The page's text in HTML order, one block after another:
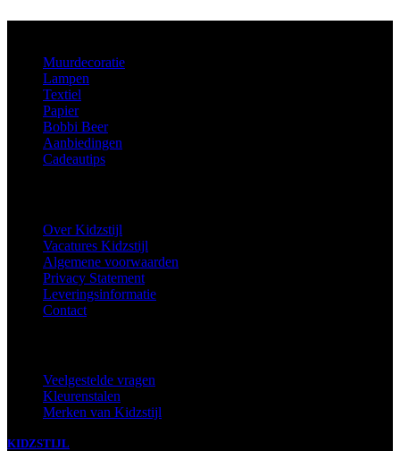
Muurdecoratie
Lampen
Textiel
Papier
Bobbi Beer
Aanbiedingen
Cadeautips
Over Kidzstijl
Vacatures Kidzstijl
Algemene voorwaarden
Privacy Statement
Leveringsinformatie
Contact
Veelgestelde vragen
Kleurenstalen
Merken van Kidzstijl
KIDZSTIJL